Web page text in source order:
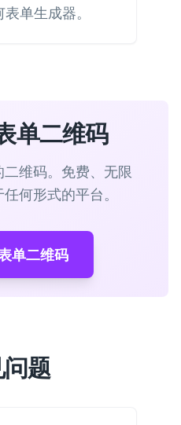
单生成器。
单二维码
维码。免费、无限
何形式的平台。
单二维码
题